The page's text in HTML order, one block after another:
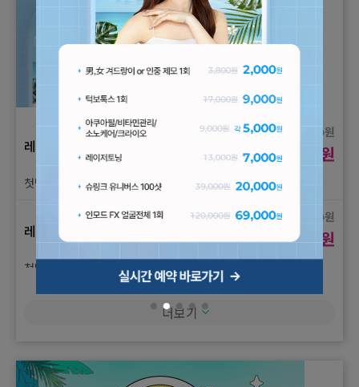
레이저 제모
3,800원
2,000 원
첫방문) 男,女 겨드랑이 or 인중 제모 1회 체험가
레이저 제모
65,000원
35,000 원
첫방문) 女 브라질리언(항문 포함) 제모 1회 체험가
더보기